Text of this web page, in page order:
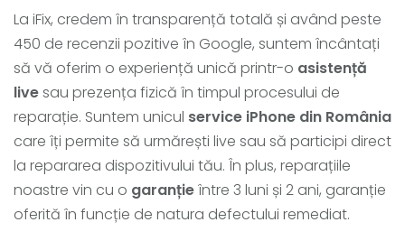
La iFix, credem în transparență totală și având peste
450 de recenzii pozitive în Google, suntem încântați
să vă oferim o experiență unică printr-o asistență
livesau prezența fizică în timpul procesului de
reparație. Suntem unicul service iPhone din România
care îți permite să urmărești live sau să participi direct
la repararea dispozitivului tău. În plus, reparațiile
noastre vin cu o garanțieîntre 3 luni și 2 ani, garanție
oferită în funcție de natura defectului remediat.